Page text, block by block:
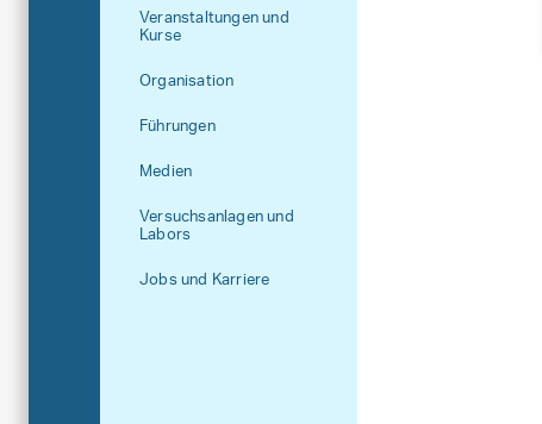
Veranstaltungen und
Kurse
Organisation
Führungen
Medien
Versuchsanlagen und
Labors
Jobs und Karriere